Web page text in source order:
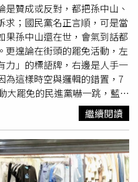
贊成或反對，都把孫中山、
求；國民黨名正言順，可是當
果孫中山還在世，會氣到話都
更遑論在街頭的罷免活動，左
力」的標語牌，右邊是人手一
為這樣時空與邏輯的錯置，7
大罷免的民進黨嚇一跳，藍白
，📢糯米糰演唱，〈別急著說
說妳愛我到天長地久我只是順
真的一點興趣都沒有
繼續閱讀